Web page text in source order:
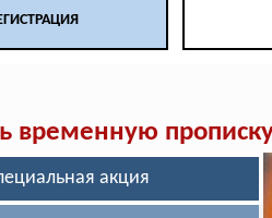
временную
акция